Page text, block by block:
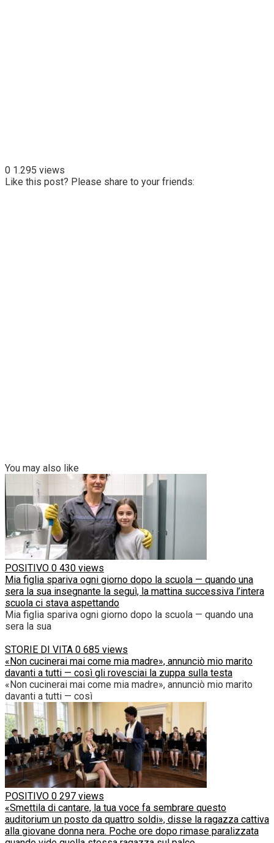
0 1.295 views
Like this post? Please share to your friends:
You may also like
POSITIVO 0 430 views
Mia figlia spariva ogni giorno dopo la scuola — quando una
sera la sua insegnante la seguì, la mattina successiva l’intera
scuola ci stava aspettando
Mia figlia spariva ogni giorno dopo la scuola — quando una
sera la sua
STORIE DI VITA 0 685 views
«Non cucinerai mai come mia madre», annunciò mio marito
davanti a tutti — così gli rovesciai la zuppa sulla testa
«Non cucinerai mai come mia madre», annunciò mio marito
davanti a tutti — così
POSITIVO 0 297 views
«Smettila di cantare, la tua voce fa sembrare questo
auditorium un posto da quattro soldi», disse la ragazza cattiva
alla giovane donna nera. Poche ore dopo rimase paralizzata